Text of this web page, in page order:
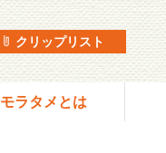
クリップリスト
モラタメとは